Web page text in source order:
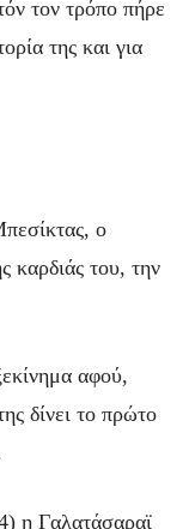
τον τρόπο πήρε
της και για
ο
καρδιάς του, την
αφού,
δίνει το πρώτο
η Γαλατάσαραϊ